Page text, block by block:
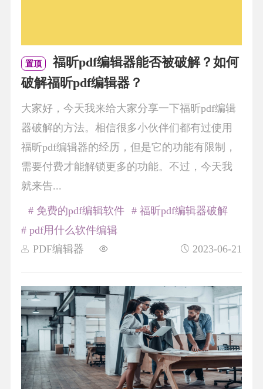
置顶
福昕pdf编辑器能否被破解？如何
破解福昕pdf编辑器？
大家好，今天我来给大家分享一下福昕pdf编辑
器破解的方法。相信很多小伙伴们都有过使用
福昕pdf编辑器的经历，但是它的功能有限制，
需要付费才能解锁更多的功能。不过，今天我
就来告...
PDF编辑器 2023-06-21
# 免费的pdf编辑软件
# 福昕pdf编辑器破解
# pdf用什么软件编辑